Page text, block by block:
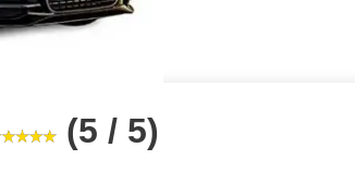
(5 / 5)